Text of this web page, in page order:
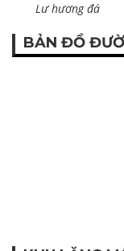
Lư hương đá
BẢN ĐỒ